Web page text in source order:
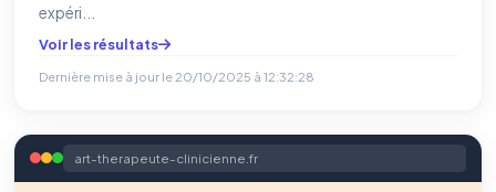
expéri...
Voir les résultats
Dernière mise à jour le 20/10/2025 à 12:32:28
art-therapeute-clinicienne.fr